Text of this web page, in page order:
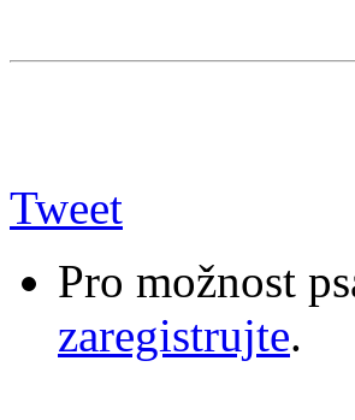
Tweet
Pro možnost
zaregistrujte.